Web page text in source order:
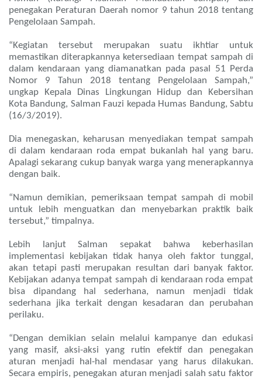
penegakan Peraturan Daerah nomor 9 tahun 2018 tentang
Pengelolaan Sampah.
“Kegiatan tersebut merupakan suatu ikhtiar untuk
memastikan diterapkannya ketersediaan tempat sampah di
dalam kendaraan yang diamanatkan pada pasal 51 Perda
Nomor 9 Tahun 2018 tentang Pengelolaan Sampah,”
ungkap Kepala Dinas Lingkungan Hidup dan Kebersihan
Kota Bandung, Salman Fauzi kepada Humas Bandung, Sabtu
(16/3/2019).
Dia menegaskan, keharusan menyediakan tempat sampah
di dalam kendaraan roda empat bukanlah hal yang baru.
Apalagi sekarang cukup banyak warga yang menerapkannya
dengan baik.
“Namun demikian, pemeriksaan tempat sampah di mobil
untuk lebih menguatkan dan menyebarkan praktik baik
tersebut,” timpalnya.
Lebih lanjut Salman sepakat bahwa keberhasilan
implementasi kebijakan tidak hanya oleh faktor tunggal,
akan tetapi pasti merupakan resultan dari banyak faktor.
Kebijakan adanya tempat sampah di kendaraan roda empat
bisa dipandang hal sederhana, namun menjadi tidak
sederhana jika terkait dengan kesadaran dan perubahan
perilaku.
“Dengan demikian selain melalui kampanye dan edukasi
yang masif, aksi-aksi yang rutin efektif dan penegakan
aturan menjadi hal-hal mendasar yang harus dilakukan.
Secara empiris, penegakan aturan menjadi salah satu faktor